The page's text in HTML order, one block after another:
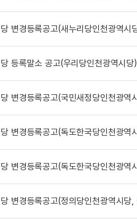
변경등록공고(새누리당인천광역시
등록말소 공고(우리당인천광역시당)
변경등록공고(국민새정당인천광역
변경등록공고(독도한국당인천광역
변경등록공고(독도한국당인천광역
변경등록공고(정의당인천광역시당